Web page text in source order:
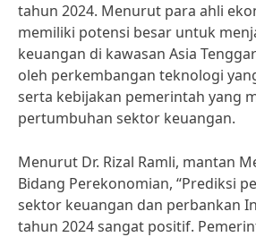
tahun 2024. Menurut para ahli
memiliki potensi besar untuk
keuangan di kawasan Asia
oleh perkembangan teknologi
serta kebijakan pemerintah yang
pertumbuhan sektor keuangan.
Menurut Dr. Rizal Ramli, mantan
Bidang Perekonomian, “Prediksi
sektor keuangan dan perbankan
tahun 2024 sangat positif.